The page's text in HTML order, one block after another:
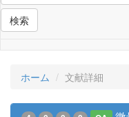
検索
ホーム 文献詳細